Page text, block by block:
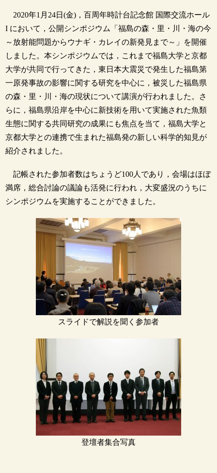
2020年1月24日(金)，百周年時計台記念館 国際交流ホール
I において，公開シンポジウム「福島の森・里・川・海の今
～放射能問題からウナギ・カレイの新発見まで～」を開催
しました。本シンポジウムでは，これまで福島大学と京都
大学が共同で行ってきた，東日本大震災で発生した福島第
一原発事故の影響に関する研究を中心に，被災した福島県
の森・里・川・海の現状について講演が行われました。さ
らに，福島県沿岸を中心に新技術を用いて実施された魚類
生態に関する共同研究の成果にも焦点を当て，福島大学と
京都大学との連携で生まれた福島発の新しい科学的知見が
紹介されました。
記帳された参加者数はちょうど100人であり，会場はほぼ
満席，総合討論の議論も活発に行われ，大変盛況のうちに
シンポジウムを実施することができました。
スライドで解説を聞く参加者
登壇者集合写真